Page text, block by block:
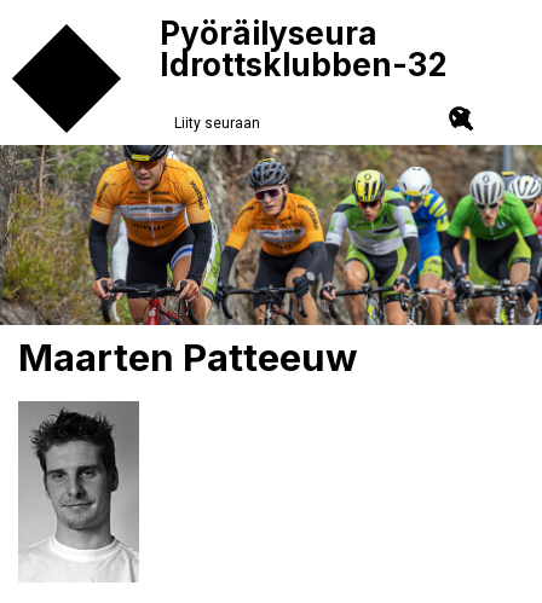
Pyöräilyseura
Idrottsklubben-32
Liity seuraan
Maarten Patteeuw